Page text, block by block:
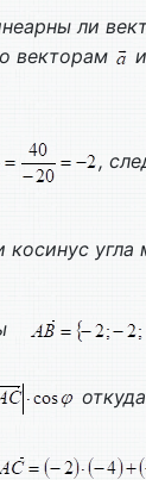
ли
векторам
и
,
косинус
откуда